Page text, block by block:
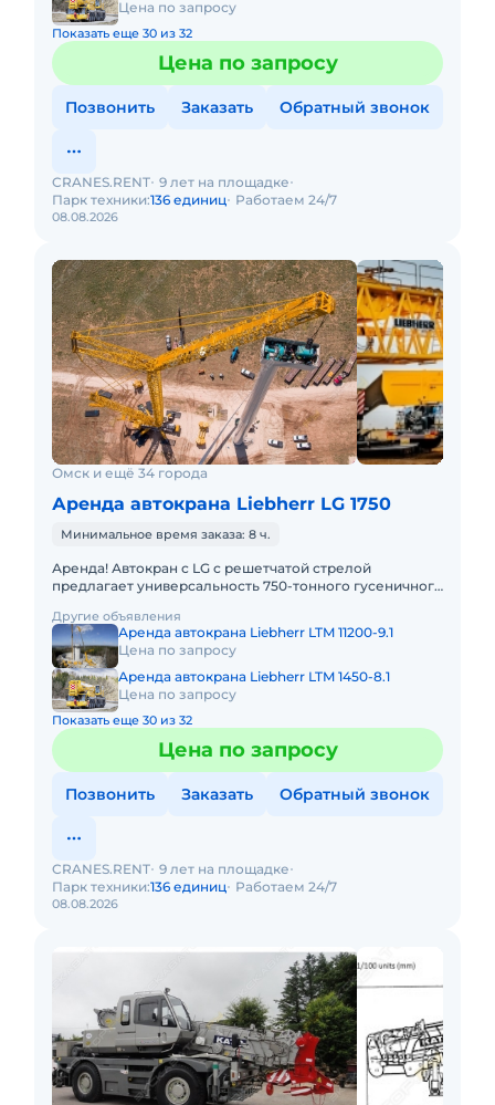
Цена по запросу
Показать еще 30 из 32
Цена по запросу
Позвонить Заказать Обратный звонок
08.08.2026
CRANES.RENT 9 лет на площадке
Парк техники:136 единиц Работаем 24/7
Омск и ещё 34 города
Аренда автокрана Liebherr LG 1750
Минимальное время заказа: 8 ч.
Аренда! Автокран с LG с решетчатой стрелой
предлагает универсальность 750-тонного гусеничного
автокрана. LIEBHER
Другие объявления
Аренда автокрана Liebherr LTM 11200-9.1
Цена по запросу
Аренда автокрана Liebherr LTM 1450-8.1
Цена по запросу
Показать еще 30 из 32
Цена по запросу
Позвонить Заказать Обратный звонок
08.08.2026
CRANES.RENT 9 лет на площадке
Парк техники:136 единиц Работаем 24/7